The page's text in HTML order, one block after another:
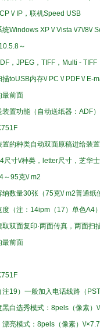
\/IP， 联机Speed USB
统WindowsXP\/Vista\/7\/8\/
～
， JPEG， TIFF， Multi -TIFF
描toUSB内存\/PC \/PDF\/E-
最前面
装置功能（ 自动送纸器： ADF）
751 F
置的种类自动双面原稿进给装置
尺寸\/种类， letter尺寸， 芝华士
～95克\/m2
纳数量30张（75克\/m2普通纸
度（注 ： 14ipm（ 17 ） 单色A4
取双面复印·两面传真，两面扫
最前面
751 F
注19 ） 一般加入电话线路（
黑白选秀模式： 8pels（像素）\/
漂亮模式： 8pels（像素）\/×7.7